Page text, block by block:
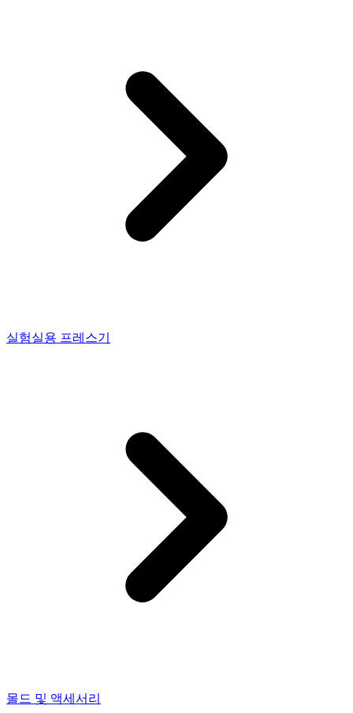
실험실용 프레스기
몰드 및 액세서리